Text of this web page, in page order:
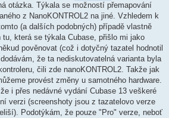
otázka. Týkala se možností přemapování
z NanoKONTROL2 na jiné. Vzhledem k
(a dalších podobných) případě vlastně
která se týkala Cubase, přišlo mi jako
pověnovat (což i dotyčný tazatel hodnotil
že ta nediskutovatelná varianta byla
čili zde nanoKONTROL2. Takže jak
provést změny u samotného hardware.
i přes nedávné vydání Cubase 13 veškeré
verzi (screenshoty jsou z tazatelovo verze
Podotýkám, že pouze "Pro" verze, neboť